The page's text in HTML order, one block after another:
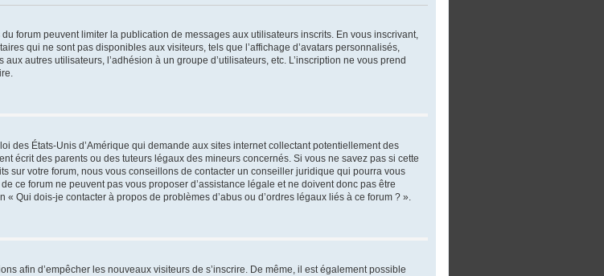
forum peuvent limiter la publication de messages aux utilisateurs inscrits. En vous inscrivant,
qui ne sont pas disponibles aux visiteurs, tels que l’affichage d’avatars personnalisés,
autres utilisateurs, l’adhésion à un groupe d’utilisateurs, etc. L’inscription ne vous prend
des États-Unis d’Amérique qui demande aux sites internet collectant potentiellement des
écrit des parents ou des tuteurs légaux des mineurs concernés. Si vous ne savez pas si cette
sur votre forum, nous vous conseillons de contacter un conseiller juridique qui pourra vous
ce forum ne peuvent pas vous proposer d’assistance légale et ne doivent donc pas être
Qui dois-je contacter à propos de problèmes d’abus ou d’ordres légaux liés à ce forum ? ».
afin d’empêcher les nouveaux visiteurs de s’inscrire. De même, il est également possible